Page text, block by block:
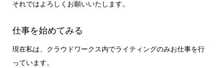
それではよろしくお願いいたします。
仕事を始めてみる
現在私は、クラウドワークス内でライティングのみお仕事を行
っています。